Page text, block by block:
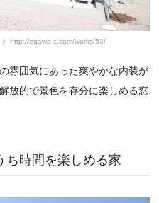
http://egawa-c.com/works/53/
雰囲気にあった爽やかな内装が
放的で景色を存分に楽しめる窓
ち時間を楽しめる家